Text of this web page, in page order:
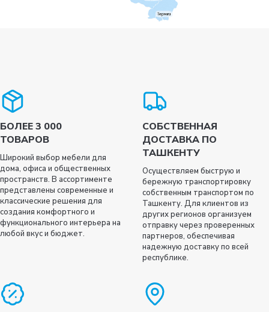
БОЛЕЕ 3 000
ТОВАРОВ
Широкий выбор мебели для
дома, офиса и общественных
пространств. В ассортименте
представлены современные и
классические решения для
создания комфортного и
функционального интерьера на
любой вкус и бюджет.
СОБСТВЕННАЯ
ДОСТАВКА ПО
ТАШКЕНТУ
Осуществляем быструю и
бережную транспортировку
собственным транспортом по
Ташкенту. Для клиентов из
других регионов организуем
отправку через проверенных
партнеров, обеспечивая
надежную доставку по всей
республике.